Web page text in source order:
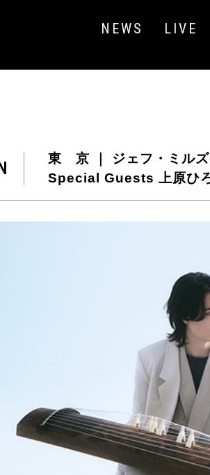
NEWS LIVE
東 京 ｜ ジェフ・ミル
Special Guests 上原ひ